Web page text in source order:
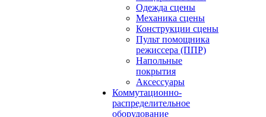
Одежда сцены
Механика сцены
Конструкции сцены
Пульт помощника
режиссера (ППР)
Напольные
покрытия
Аксессуары
Коммутационно-
распределительное
оборудование